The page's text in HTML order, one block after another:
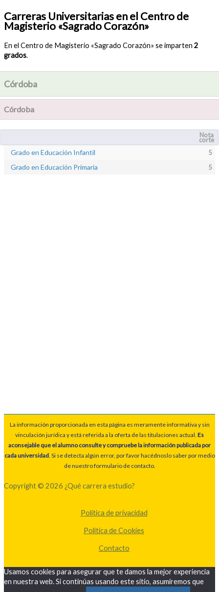
Carreras Universitarias en el Centro de
Magisterio «Sagrado Corazón»
En el Centro de Magisterio «Sagrado Corazón» se imparten 2
grados.
Córdoba
Córdoba
Nota
corte
Grado en Educación Infantil 5
Grado en Educación Primaria 5
La información proporcionada en esta página es meramente informativa y sin
vinculación jurídica y está referida a la oferta de las titulaciones actual. Es
aconsejable que el alumno consulte y compruebe la información publicada por
cada universidad. Si se detecta algún error, por favor hacédnoslo saber por medio
de nuestro formulario de contacto.
Copyright © 2026 ¿Qué carrera estudio?
Política de privacidad
Política de Cookies
Contacto
Usamos cookies para asegurar que te damos la mejor experiencia
en nuestra web. Si continúas usando este sitio, asumiremos que